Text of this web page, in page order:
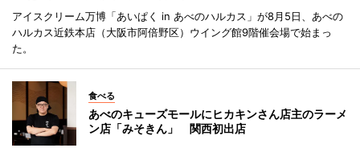
アイスクリーム万博「あいぱく in あべのハルカス」が8月5日、あべの
ハルカス近鉄本店（大阪市阿倍野区）ウイング館9階催会場で始まっ
た。
食べる
あべのキューズモールにヒカキンさん店主のラーメ
ン店「みそきん」 関西初出店